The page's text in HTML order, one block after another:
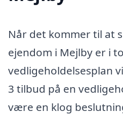
Når det kommer til at
ejendom i Mejlby er i
vedligeholdelsesplan
3 tilbud på en
være en klog